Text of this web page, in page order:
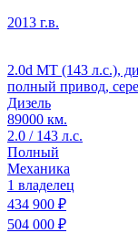
2013 г.в.
2.0d MT (143 л.с.),
полный привод,
Дизель
89000 км.
2.0 / 143 л.с.
Полный
Механика
1 владелец
434 900 ₽
504 000 ₽